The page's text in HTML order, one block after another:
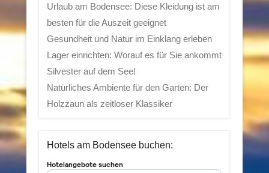
Urlaub am Bodensee: Diese Kleidung ist am
besten für die Auszeit geeignet
Gesundheit und Natur im Einklang erleben
Lager einrichten: Worauf es für Sie ankommt
Silvester auf dem See!
Natürliches Ambiente für den Garten: Der
Holzzaun als zeitloser Klassiker
Hotels am Bodensee buchen: